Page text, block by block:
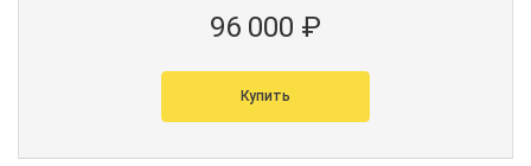
96 000 ₽
Купить